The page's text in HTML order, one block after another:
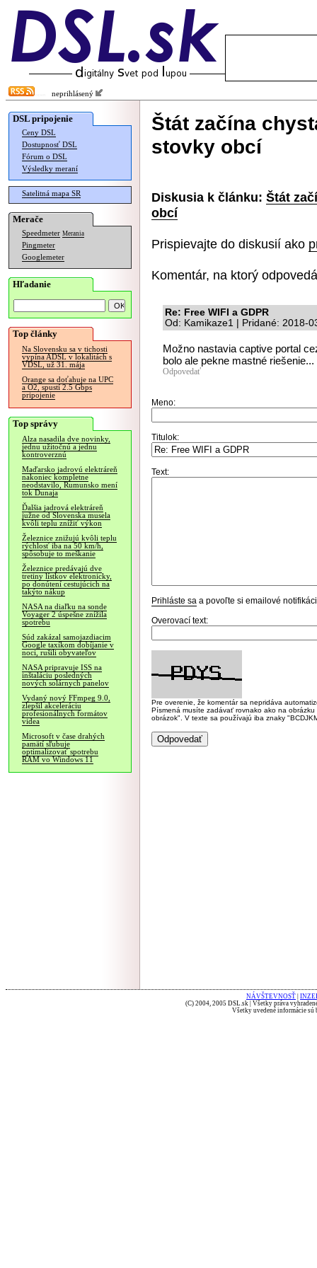
neprihlásený
DSL pripojenie
Ceny DSL
Dostupnosť DSL
Fórum o DSL
Výsledky meraní
Satelitná mapa SR
Merače
Speedmeter Merania
Pingmeter
Googlemeter
Hľadanie
Top články
Na Slovensku sa v tichosti
vypína ADSL v lokalitách s
VDSL, už 31. mája
Orange sa doťahuje na UPC
a O2, spustí 2.5 Gbps
pripojenie
Top správy
Alza nasadila dve novinky,
jednu užitočnú a jednu
kontroverznú
Maďarsko jadrovú elektráreň
nakoniec kompletne
neodstavilo, Rumunsko mení
tok Dunaja
Ďalšia jadrová elektráreň
južne od Slovenska musela
kvôli teplu znížiť výkon
Železnice znižujú kvôli teplu
rýchlosť iba na 50 km/h,
spôsobuje to meškanie
Železnice predávajú dve
tretiny lístkov elektronicky,
po donútení cestujúcich na
takýto nákup
NASA na diaľku na sonde
Voyager 2 úspešne znížila
spotrebu
Súd zakázal samojazdiacim
Google taxíkom dobíjanie v
noci, rušili obyvateľov
NASA pripravuje ISS na
inštaláciu posledných
nových solárnych panelov
Vydaný nový FFmpeg 9.0,
zlepšil akceleráciu
profesionálnych formátov
videa
Microsoft v čase drahých
pamätí sľubuje
optimalizovať spotrebu
RAM vo Windows 11
Štát začína
stovky obcí
Diskusia k článku: Štát
obcí
Prispievajte do diskusií ako
Komentár, na ktorý
Re: Free WIFI a GDPR
Od: Kamikaze1 | Pridané: 2018-
Možno nastavia captive portal
bolo ale pekne mastné riešenie...
Odpovedať
Meno:
Titulok:
Text:
Prihláste sa a povoľte si emailové
Overovací text:
Pre overenie, že komentár sa nepridáva
Písmená musíte zadávať rovnako ako na
obrázok". V texte sa používajú iba znaky
NÁVŠTEVNOSŤ
(C) 2004, 2005 DSL.sk | Všetky práva
Všetky uvedené informácie sú